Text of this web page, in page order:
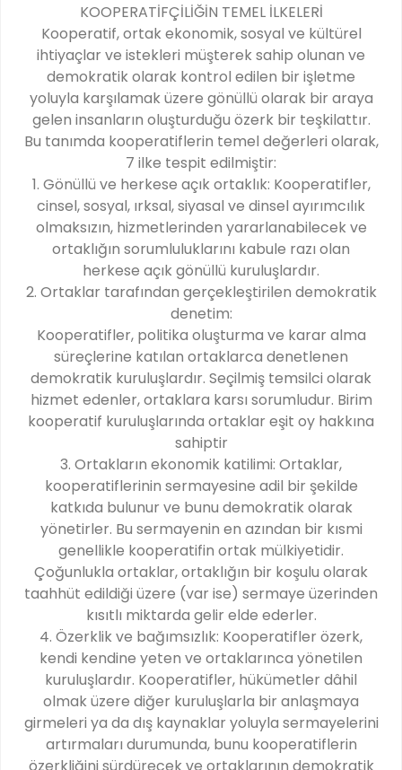
KOOPERATİFÇİLİĞİN TEMEL İLKELERİ
Kooperatif, ortak ekonomik, sosyal ve kültürel
ihtiyaçlar ve istekleri müşterek sahip olunan ve
demokratik olarak kontrol edilen bir işletme
yoluyla karşılamak üzere gönüllü olarak bir araya
gelen insanların oluşturduğu özerk bir teşkilattır.
Bu tanımda kooperatiflerin temel değerleri olarak,
7 ilke tespit edilmiştir:
1. Gönüllü ve herkese açık ortaklık: Kooperatifler,
cinsel, sosyal, ırksal, siyasal ve dinsel ayırımcılık
olmaksızın, hizmetlerinden yararlanabilecek ve
ortaklığın sorumluluklarını kabule razı olan
herkese açık gönüllü kuruluşlardır.
2. Ortaklar tarafından gerçekleştirilen demokratik
denetim:
Kooperatifler, politika oluşturma ve karar alma
süreçlerine katılan ortaklarca denetlenen
demokratik kuruluşlardır. Seçilmiş temsilci olarak
hizmet edenler, ortaklara karsı sorumludur. Birim
kooperatif kuruluşlarında ortaklar eşit oy hakkına
sahiptir
3. Ortakların ekonomik katilimi: Ortaklar,
kooperatiflerinin sermayesine adil bir şekilde
katkıda bulunur ve bunu demokratik olarak
yönetirler. Bu sermayenin en azından bir kısmi
genellikle kooperatifin ortak mülkiyetidir.
Çoğunlukla ortaklar, ortaklığın bir koşulu olarak
taahhüt edildiği üzere (var ise) sermaye üzerinden
kısıtlı miktarda gelir elde ederler.
4. Özerklik ve bağımsızlık: Kooperatifler özerk,
kendi kendine yeten ve ortaklarınca yönetilen
kuruluşlardır. Kooperatifler, hükümetler dâhil
olmak üzere diğer kuruluşlarla bir anlaşmaya
girmeleri ya da dış kaynaklar yoluyla sermayelerini
artırmaları durumunda, bunu kooperatiflerin
özerkliğini sürdürecek ve ortaklarının demokratik